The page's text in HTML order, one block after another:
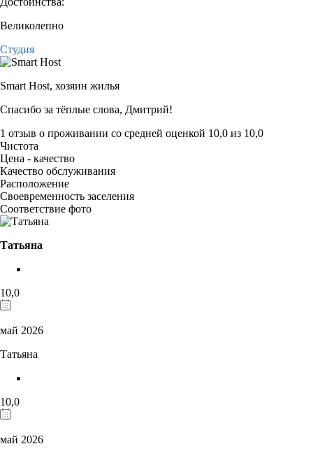
Великолепно
Студия
Smart Host, хозяин жилья
Спасибо за тёплые слова, Дмитрий!
1 отзыв о проживании со средней оценкой 10,0 из 10,0
Чистота
Цена - качество
Качество обслуживания
Расположение
Своевременность заселения
Соответствие фото
Татьяна
10,0
май 2026
Татьяна
10,0
май 2026